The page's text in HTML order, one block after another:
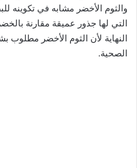
والثوم الأخضر مشابه في تكوينه
التي لها جذور عميقة مقارنة
النهاية لأن الثوم الأخضر مطلوب
الصحية.